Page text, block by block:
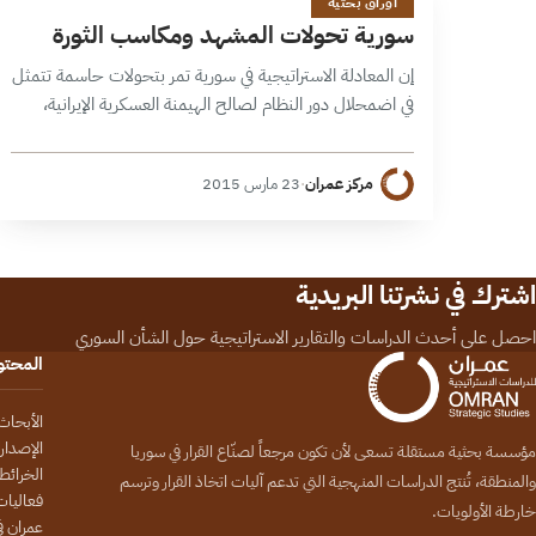
سورية تحولات المشهد ومكاسب الثورة
إن المعادلة الاستراتيجية في سورية تمر بتحولات حاسمة تتمثل
في اضمحلال دور النظام لصالح الهيمنة العسكرية الإيرانية،
الأمريكي.
مركز عمران·23 مارس 2015
اشترك في نشرتنا البريدية
احصل على أحدث الدراسات والتقارير الاستراتيجية حول الشأن السوري
مؤسسة بحثية مستقلة تسعى لأن تكون مرجعاً لصنّاع القرار في سوريا
والمنطقة، تُنتج الدراسات المنهجية التي تدعم آليات اتخاذ القرار وترسم
خارطة الأولويات.
عمران